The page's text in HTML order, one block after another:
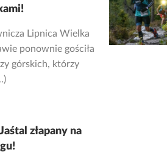
Lipnica Wielka
ponownie gościła
górskich, którzy
złapany na